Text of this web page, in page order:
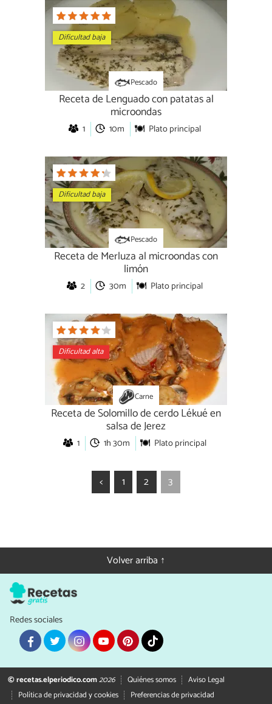
Dificultad baja
Pescado
Receta de Lenguado con patatas al
microondas
1 10m Plato principal
Dificultad baja
Pescado
Receta de Merluza al microondas con
limón
2 30m Plato principal
Dificultad alta
Carne
Receta de Solomillo de cerdo Lékué en
salsa de Jerez
1 1h 30m Plato principal
< 1 2 3
Volver arriba ↑
Redes sociales
© recetas.elperiodico.com2026 Quiénes somos
Aviso Legal
Política de privacidad y cookies
Preferencias de privacidad